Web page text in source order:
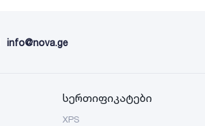
info@nova.ge
სერთიფიკატები
XPS